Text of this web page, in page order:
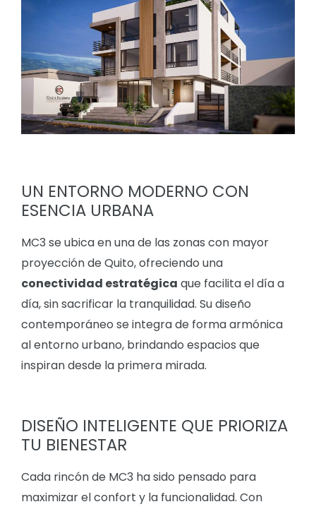
UN ENTORNO MODERNO CON
ESENCIA URBANA
MC3 se ubica en una de las zonas con mayor
proyección de Quito, ofreciendo una
conectividad estratégica que facilita el día a
día, sin sacrificar la tranquilidad. Su diseño
contemporáneo se integra de forma armónica
al entorno urbano, brindando espacios que
inspiran desde la primera mirada.
DISEÑO INTELIGENTE QUE PRIORIZA
TU BIENESTAR
Cada rincón de MC3 ha sido pensado para
maximizar el confort y la funcionalidad. Con